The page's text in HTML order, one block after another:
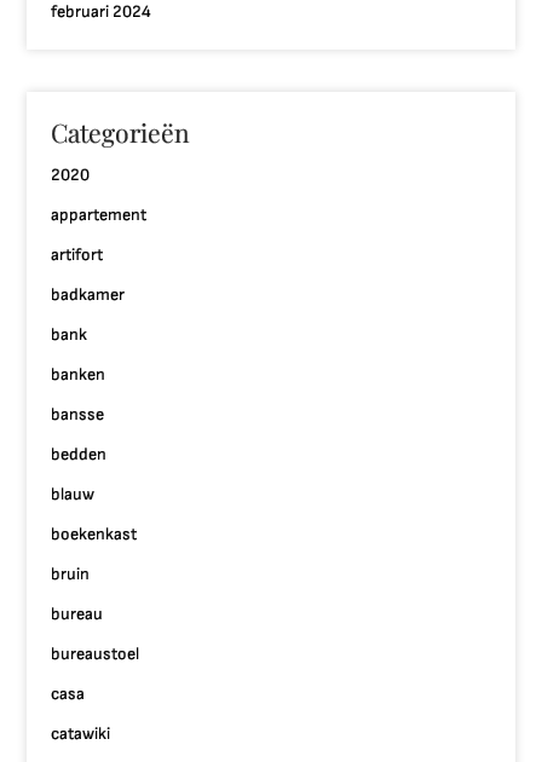
februari 2024
Categorieën
2020
appartement
artifort
badkamer
bank
banken
bansse
bedden
blauw
boekenkast
bruin
bureau
bureaustoel
casa
catawiki